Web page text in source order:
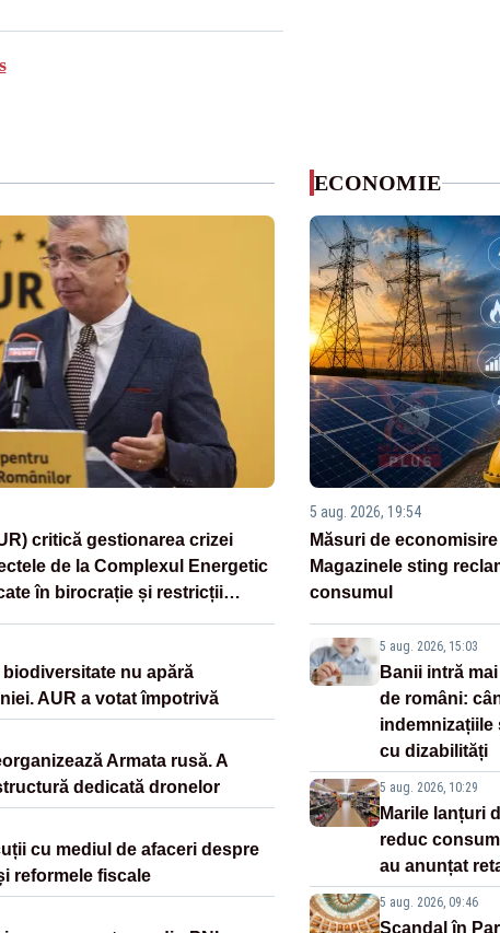
critică gestionarea crizei
de la Complexul Energetic
în birocrație și restricții
nu apără
AUR a votat împotrivă
Armata rusă. A
dedicată dronelor
cu mediul de afaceri despre
reformele fiscale
ECONOMIE
5 aug. 2026, 19:54
Măsuri de
Magazinele sting
consumul
5 aug. 2026, 15:03
Banii intră
de români:
indemnizațiile
cu dizabilități
5 aug. 2026, 10:29
Marile lanțuri
reduc
au anunțat
5 aug. 2026, 09:46
Scandal în